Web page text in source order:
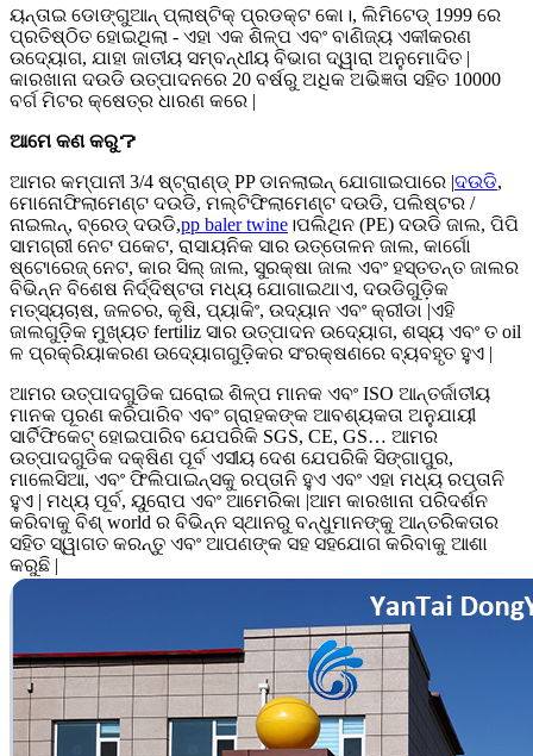
ୟନ୍ତାଇ ଡୋଙ୍ଗୁଆନ୍ ପ୍ଲାଷ୍ଟିକ୍ ପ୍ରଡକ୍ଟ କୋ।, ଲିମିଟେଡ୍ 1999 ରେ
ପ୍ରତିଷ୍ଠିତ ହୋଇଥିଲା - ଏହା ଏକ ଶିଳ୍ପ ଏବଂ ବାଣିଜ୍ୟ ଏକୀକରଣ
ଉଦ୍ୟୋଗ, ଯାହା ଜାତୀୟ ସମ୍ବନ୍ଧୀୟ ବିଭାଗ ଦ୍ୱାରା ଅନୁମୋଦିତ |
କାରଖାନା ଦଉଡି ଉତ୍ପାଦନରେ 20 ବର୍ଷରୁ ଅଧିକ ଅଭିଜ୍ଞତା ସହିତ 10000
ବର୍ଗ ମିଟର କ୍ଷେତ୍ର ଧାରଣ କରେ |
ଆମେ କଣ କରୁ？
ଆମର କମ୍ପାନୀ 3/4 ଷ୍ଟ୍ରାଣ୍ଡ୍ PP ଡାନଲାଇନ୍ ଯୋଗାଇପାରେ |ଦଉଡି,
ମୋନୋଫିଲାମେଣ୍ଟ ଦଉଡି, ମଲ୍ଟିଫିଲାମେଣ୍ଟ ଦଉଡି, ପଲିଷ୍ଟର /
ନାଇଲନ୍, ବ୍ରେଡ୍ ଦଉଡି,pp baler twine ।ପଲିଥିନ (PE) ଦଉଡି ଜାଲ, ପିପି
ସାମଗ୍ରୀ ନେଟ ପକେଟ, ରାସାୟନିକ ସାର ଉତ୍ତୋଳନ ଜାଲ, କାର୍ଗୋ
ଷ୍ଟୋରେଜ୍ ନେଟ, କାର ସିଲ୍ ଜାଲ, ସୁରକ୍ଷା ଜାଲ ଏବଂ ହସ୍ତତନ୍ତ ଜାଲର
ବିଭିନ୍ନ ବିଶେଷ ନିର୍ଦ୍ଦିଷ୍ଟତା ମଧ୍ୟ ଯୋଗାଇଥାଏ, ଦଉଡିଗୁଡ଼ିକ
ମତ୍ସ୍ୟଚାଷ, ଜଳଚର, କୃଷି, ପ୍ୟାକିଂ, ଉଦ୍ୟାନ ଏବଂ କ୍ରୀଡା |ଏହି
ଜାଲଗୁଡ଼ିକ ମୁଖ୍ୟତ fertiliz ସାର ଉତ୍ପାଦନ ଉଦ୍ୟୋଗ, ଶସ୍ୟ ଏବଂ ତ oil
ଳ ପ୍ରକ୍ରିୟାକରଣ ଉଦ୍ୟୋଗଗୁଡ଼ିକର ସଂରକ୍ଷଣରେ ବ୍ୟବହୃତ ହୁଏ |
ଆମର ଉତ୍ପାଦଗୁଡିକ ଘରୋଇ ଶିଳ୍ପ ମାନକ ଏବଂ ISO ଆନ୍ତର୍ଜାତୀୟ
ମାନକ ପୂରଣ କରିପାରିବ ଏବଂ ଗ୍ରାହକଙ୍କ ଆବଶ୍ୟକତା ଅନୁଯାୟୀ
ସାର୍ଟିଫିକେଟ୍ ହୋଇପାରିବ ଯେପରିକି SGS, CE, GS… ଆମର
ଉତ୍ପାଦଗୁଡିକ ଦକ୍ଷିଣ ପୂର୍ବ ଏସୀୟ ଦେଶ ଯେପରିକି ସିଙ୍ଗାପୁର,
ମାଲେସିଆ, ଏବଂ ଫିଲିପାଇନ୍ସକୁ ରପ୍ତାନି ହୁଏ ଏବଂ ଏହା ମଧ୍ୟ ରପ୍ତାନି
ହୁଏ | ମଧ୍ୟ ପୂର୍ବ, ୟୁରୋପ ଏବଂ ଆମେରିକା |ଆମ କାରଖାନା ପରିଦର୍ଶନ
କରିବାକୁ ବିଶ୍ world ର ବିଭିନ୍ନ ସ୍ଥାନରୁ ବନ୍ଧୁମାନଙ୍କୁ ଆନ୍ତରିକତାର
ସହିତ ସ୍ୱାଗତ କରନ୍ତୁ ଏବଂ ଆପଣଙ୍କ ସହ ସହଯୋଗ କରିବାକୁ ଆଶା
କରୁଛି |